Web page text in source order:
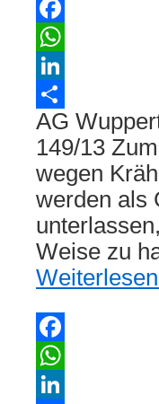
Facebook
WhatsApp
LinkedIn
Teilen
AG
149/13
wegen
werden als
Weise zu
Weiterlesen
Facebook
WhatsApp